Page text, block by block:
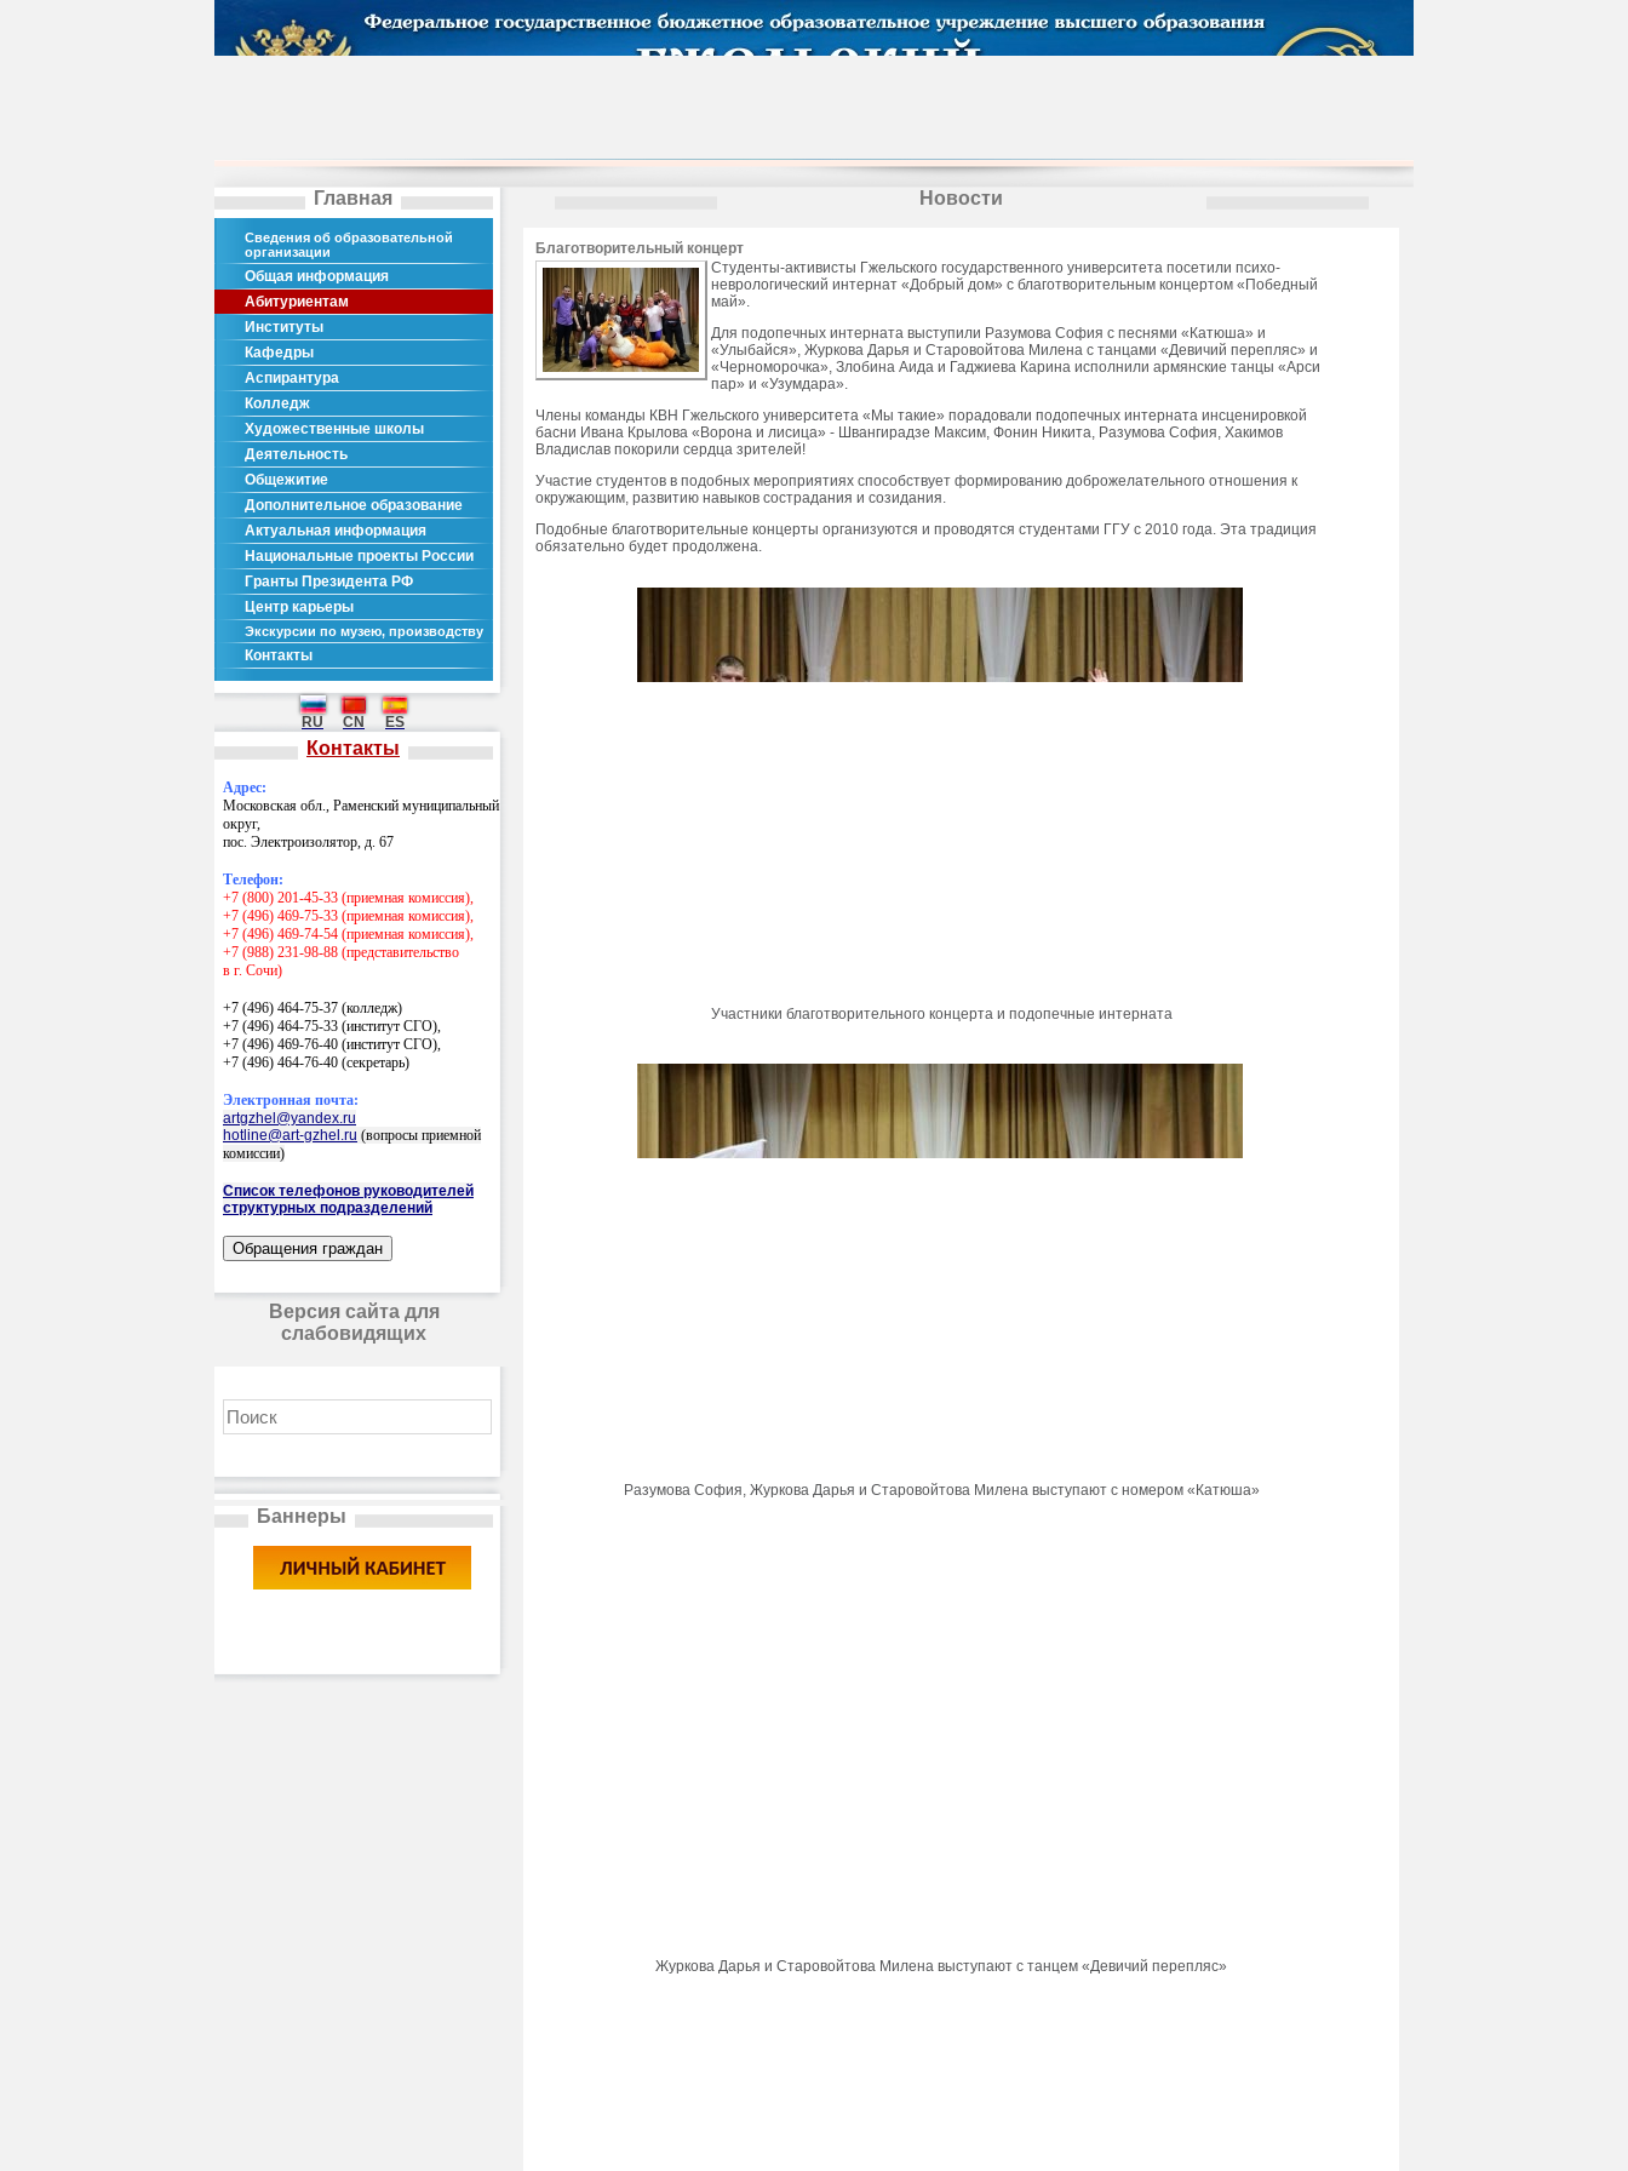
Главная
Сведения об образовательной
организации
Общая информация
Абитуриентам
Институты
Кафедры
Аспирантура
Колледж
Художественные школы
Деятельность
Общежитие
Дополнительное образование
Актуальная информация
Национальные проекты России
Гранты Президента РФ
Центр карьеры
Экскурсии по музею, производству
Контакты
RU CN ES
Контакты
Адрес:
Московская обл., Раменский муниципальный
округ,
пос. Электроизолятор, д. 67
Телефон:
+7 (800) 201-45-33 (приемная комиссия),
+7 (496) 469-75-33 (приемная комиссия),
+7 (496) 469-74-54 (приемная комиссия),
+7 (988) 231-98-88 (представительство
в г. Сочи)
+7 (496) 464-75-37 (колледж)
+7 (496) 464-75-33 (институт СГО),
+7 (496) 469-76-40 (институт СГО),
+7 (496) 464-76-40 (секретарь)
Электронная почта:
artgzhel@yandex.ru
hotline@art-gzhel.ru (вопросы приемной
комиссии)
Список телефонов руководителей
структурных подразделений
Версия сайта для
слабовидящих
Баннеры
Новости
Благотворительный концерт
Студенты-активисты Гжельского государственного университета посетили психо-
неврологический интернат «Добрый дом» с благотворительным концертом «Победный
май».
Для подопечных интерната выступили Разумова София с песнями «Катюша» и
«Улыбайся», Журкова Дарья и Старовойтова Милена с танцами «Девичий перепляс» и
«Черноморочка», Злобина Аида и Гаджиева Карина исполнили армянские танцы «Арси
пар» и «Узумдара».
Члены команды КВН Гжельского университета «Мы такие» порадовали подопечных интерната инсценировкой
басни Ивана Крылова «Ворона и лисица» - Швангирадзе Максим, Фонин Никита, Разумова София, Хакимов
Владислав покорили сердца зрителей!
Участие студентов в подобных мероприятиях способствует формированию доброжелательного отношения к
окружающим, развитию навыков сострадания и созидания.
Подобные благотворительные концерты организуются и проводятся студентами ГГУ с 2010 года. Эта традиция
обязательно будет продолжена.
Участники благотворительного концерта и подопечные интерната
Разумова София, Журкова Дарья и Старовойтова Милена выступают с номером «Катюша»
Журкова Дарья и Старовойтова Милена выступают с танцем «Девичий перепляс»